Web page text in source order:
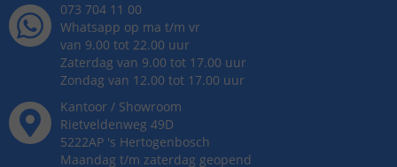
073 704 11 00
Whatsapp op ma t/m vr
van 9.00 tot 22.00 uur
Zaterdag van 9.00 tot 17.00 uur
Zondag van 12.00 tot 17.00 uur
Kantoor / Showroom
Rietveldenweg 49D
5222AP 's Hertogenbosch
Maandag t/m zaterdag geopend